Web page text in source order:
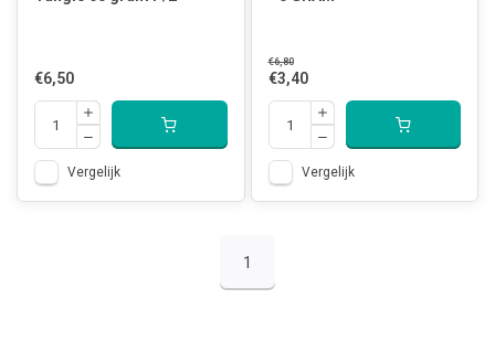
€6,50
Vergelijk
€6,80
€3,40
Vergelijk
1